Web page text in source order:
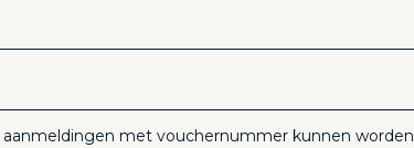
aanmeldingen met vouchernummer kunnen worden